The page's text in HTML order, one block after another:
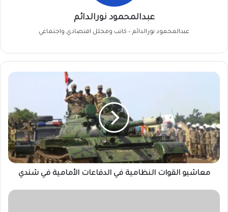
عبدالمحمود نورالدائم
عبدالمحمود نورالدائم – كاتب ومحلل اقتصادي واجتماعي
معاشيو
الدفاعات
الأمامية
في
شندي
معاشيو القوات النظامية في الدفاعات الأمامية في شندي
بشأن